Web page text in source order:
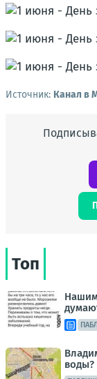
Источник: Канал в
Топ
Нашим
воды?